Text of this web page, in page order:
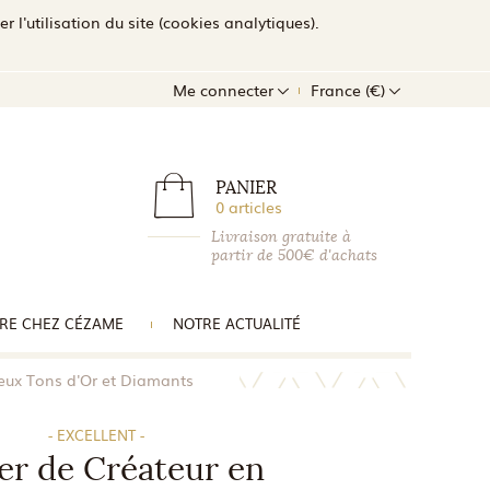
l'utilisation du site (cookies analytiques).
Me connecter France (€)
PANIER
0 articles
Livraison gratuite à
partir de 500€ d'achats
CHEZ CÉZAME NOTRE ACTUALITÉ
Tons d'Or et Diamants
- EXCELLENT -
de Créateur en